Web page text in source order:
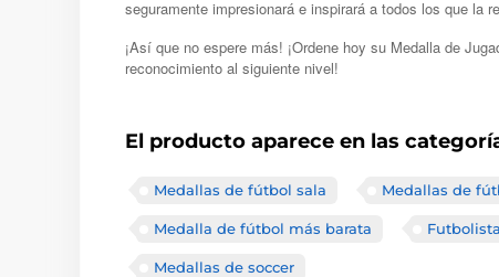
seguramente impresionará e inspirará a todos los que la
¡Así que no espere más! ¡Ordene hoy su Medalla de
reconocimiento al siguiente nivel!
El producto aparece en las
Medallas de fútbol sala Medallas de
Medalla de fútbol más barata
Medallas de soccer